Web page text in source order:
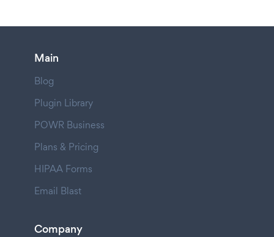
Main
Blog
Plugin Library
POWR Business
Plans & Pricing
HIPAA Forms
Email Blast
Company